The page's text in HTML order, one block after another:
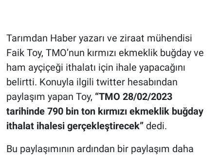
Tarımdan Haber yazarı ve ziraat mühendisi
Faik Toy, TMO’nun kırmızı ekmeklik buğday ve
ham ayçiçeği ithalatı için ihale yapacağını
belirtti. Konuyla ilgili twitter hesabından
paylaşım yapan Toy, “TMO 28/02/2023
tarihinde 790 bin ton kırmızı ekmeklik buğday
ithalat ihalesi gerçekleştirecek”dedi.
Bu paylaşımının ardından bir paylaşım daha